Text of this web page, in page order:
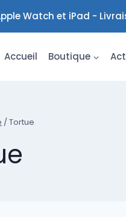
Watch et iPad -
Accueil Boutique
/ Tortue